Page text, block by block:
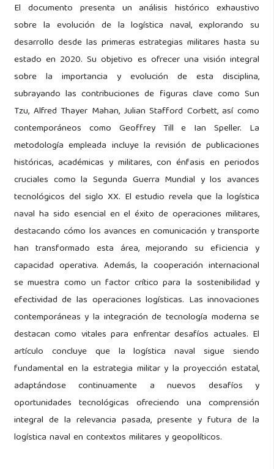
El documento presenta un análisis histórico exhaustivo
sobre la evolución de la logística naval, explorando su
desarrollo desde las primeras estrategias militares hasta su
estado en 2020. Su objetivo es ofrecer una visión integral
sobre la importancia y evolución de esta disciplina,
subrayando las contribuciones de figuras clave como Sun
Tzu, Alfred Thayer Mahan, Julian Stafford Corbett, así como
contemporáneos como Geoffrey Till e Ian Speller. La
metodología empleada incluye la revisión de publicaciones
históricas, académicas y militares, con énfasis en periodos
cruciales como la Segunda Guerra Mundial y los avances
tecnológicos del siglo XX. El estudio revela que la logística
naval ha sido esencial en el éxito de operaciones militares,
destacando cómo los avances en comunicación y transporte
han transformado esta área, mejorando su eficiencia y
capacidad operativa. Además, la cooperación internacional
se muestra como un factor crítico para la sostenibilidad y
efectividad de las operaciones logísticas. Las innovaciones
contemporáneas y la integración de tecnología moderna se
destacan como vitales para enfrentar desafíos actuales. El
artículo concluye que la logística naval sigue siendo
fundamental en la estrategia militar y la proyección estatal,
adaptándose continuamente a nuevos desafíos y
oportunidades tecnológicas ofreciendo una comprensión
integral de la relevancia pasada, presente y futura de la
logística naval en contextos militares y geopolíticos.